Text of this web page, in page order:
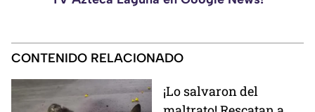
CONTENIDO RELACIONADO
¡Lo salvaron del